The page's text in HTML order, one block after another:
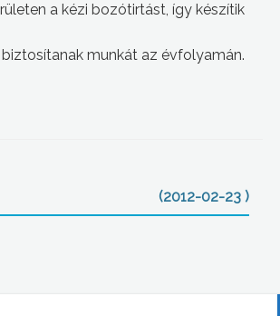
a kézi bozótirtást, így készítik
munkát az évfolyamán.
(2012-02-23 )